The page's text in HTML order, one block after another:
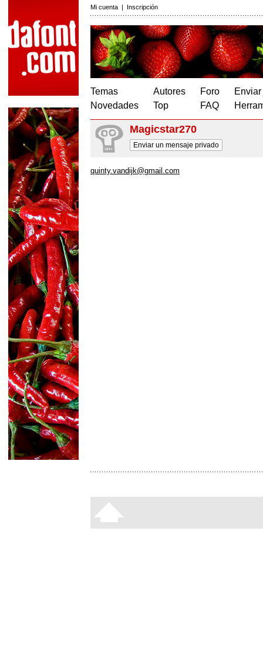
Mi cuenta | Inscripción
Temas
Novedades
Autores
Top
Foro
FAQ
Magicstar270
Enviar un mensaje privado
quinty.vandijk@gmail.com